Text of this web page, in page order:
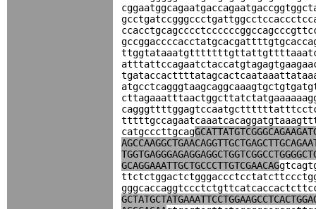
catgcccttgcag
GCAGGAAATTGCTGCCCTTGTCGAACAG